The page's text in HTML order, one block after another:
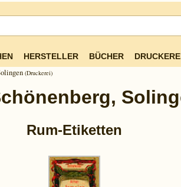
HERSTELLER BÜCHER
(Druckerei)
Rum-Etiketten